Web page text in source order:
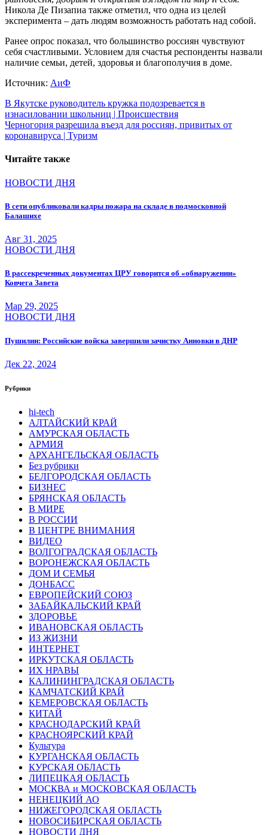
Никола Де Пизапиа также отметил, что одна из целей
эксперимента – дать людям возможность работать над собой.
Ранее опрос показал, что большинство россиян чувствуют
себя счастливыми. Условием для счастья респонденты назвали
наличие семьи, детей, здоровья и благополучия в доме.
Источник: АиФ
Навигация
по
записям
В Якутске руководитель кружка подозревается в
изнасиловании школьниц | Происшествия
Черногория разрешила въезд для россиян, привитых от
коронавируса | Туризм
Читайте также
НОВОСТИ ДНЯ
В сети опубликовали кадры пожара на складе в подмосковной
Балашихе
Авг 31, 2025
НОВОСТИ ДНЯ
В рассекреченных документах ЦРУ говорится об «обнаружении»
Ковчега Завета
Мар 29, 2025
НОВОСТИ ДНЯ
Пушилин: Российские войска завершили зачистку Анновки в ДНР
Дек 22, 2024
Рубрики
hi-tech
АЛТАЙСКИЙ КРАЙ
АМУРСКАЯ ОБЛАСТЬ
АРМИЯ
АРХАНГЕЛЬСКАЯ ОБЛАСТЬ
Без рубрики
БЕЛГОРОДСКАЯ ОБЛАСТЬ
БИЗНЕС
БРЯНСКАЯ ОБЛАСТЬ
В МИРЕ
В РОССИИ
В ЦЕНТРЕ ВНИМАНИЯ
ВИДЕО
ВОЛГОГРАДСКАЯ ОБЛАСТЬ
ВОРОНЕЖСКАЯ ОБЛАСТЬ
ДОМ И СЕМЬЯ
ДОНБАСС
ЕВРОПЕЙСКИЙ СОЮЗ
ЗАБАЙКАЛЬСКИЙ КРАЙ
ЗДОРОВЬЕ
ИВАНОВСКАЯ ОБЛАСТЬ
ИЗ ЖИЗНИ
ИНТЕРНЕТ
ИРКУТСКАЯ ОБЛАСТЬ
ИХ НРАВЫ
КАЛИНИНГРАДCКАЯ ОБЛАСТЬ
КАМЧАТСКИЙ КРАЙ
КЕМЕРОВСКАЯ ОБЛАСТЬ
КИТАЙ
КРАСНОДАРСКИЙ КРАЙ
КРАСНОЯРСКИЙ КРАЙ
Культура
КУРГАНСКАЯ ОБЛАСТЬ
КУРСКАЯ ОБЛАСТЬ
ЛИПЕЦКАЯ ОБЛАСТЬ
МОСКВА и МОСКОВСКАЯ ОБЛАСТЬ
НЕНЕЦКИЙ АО
НИЖЕГОРОДСКАЯ ОБЛАСТЬ
НОВОСИБИРСКАЯ ОБЛАСТЬ
НОВОСТИ ДНЯ